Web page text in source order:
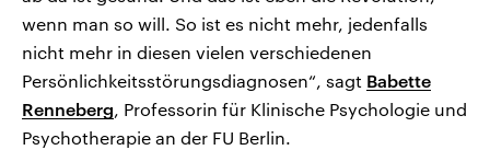
wenn man so will. So ist es nicht mehr, jedenfalls
nicht mehr in diesen vielen verschiedenen
Persönlichkeitsstörungsdiagnosen“, sagt Babette
Renneberg, Professorin für Klinische Psychologie und
Psychotherapie an der FU Berlin.